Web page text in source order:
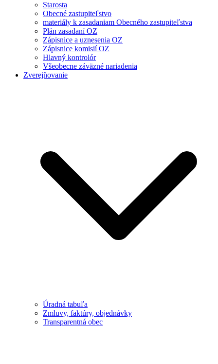
Starosta
Obecné zastupiteľstvo
materiály k zasadaniam Obecného zastupiteľstva
Plán zasadaní OZ
Zápisnice a uznesenia OZ
Zápisnice komisií OZ
Hlavný kontrolór
Všeobecne záväzné nariadenia
Zverejňovanie
Úradná tabuľa
Zmluvy, faktúry, objednávky
Transparentná obec